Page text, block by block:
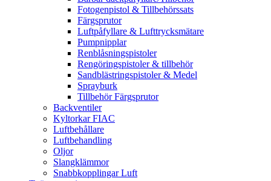
Fotogenpistol & Tillbehörssats
Färgsprutor
Luftpåfyllare & Lufttrycksmätare
Pumpnipplar
Renblåsningspistoler
Rengöringspistoler & tillbehör
Sandblästringspistoler & Medel
Sprayburk
Tillbehör Färgsprutor
Backventiler
Kyltorkar FIAC
Luftbehållare
Luftbehandling
Oljor
Slangklämmor
Snabbkopplingar Luft